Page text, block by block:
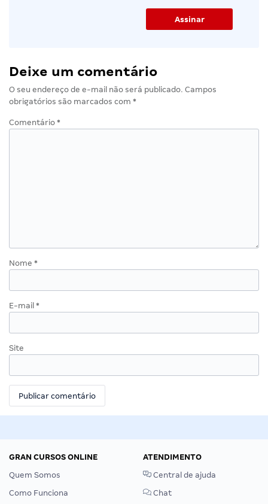
Deixe um comentário
O seu endereço de e-mail não será publicado. Campos
obrigatórios são marcados com *
Comentário *
Nome *
E-mail *
Site
GRAN CURSOS ONLINE
Quem Somos
Como Funciona
ATENDIMENTO
Central de ajuda
Chat